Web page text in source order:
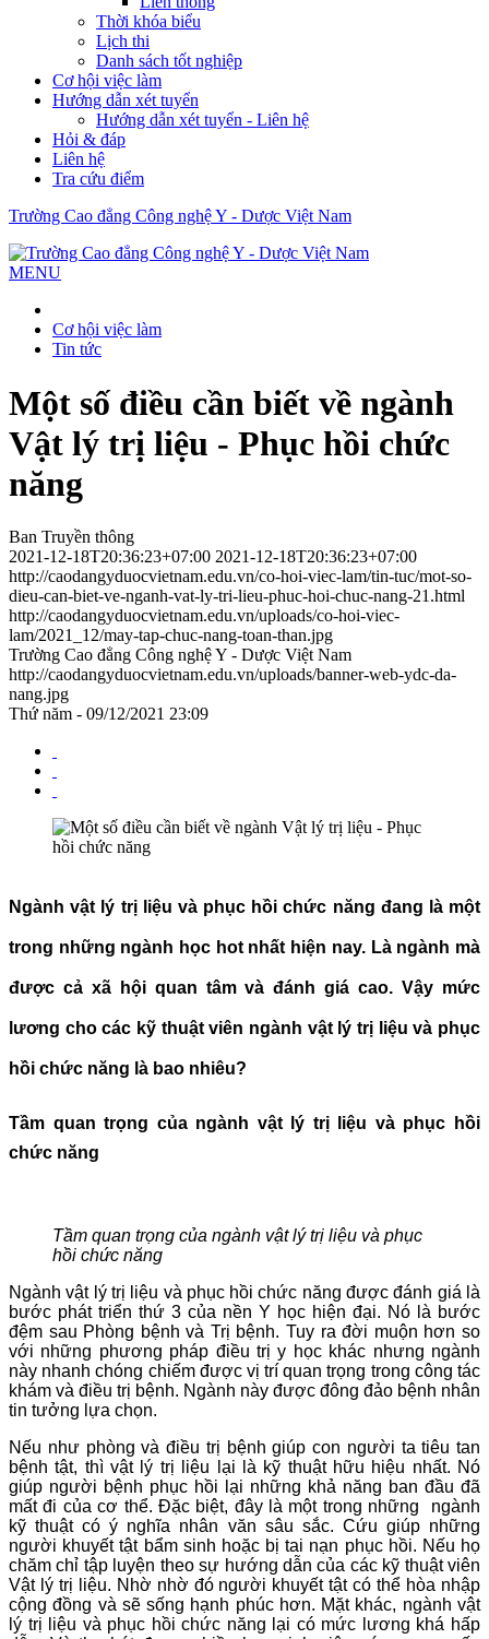
Thời khóa biểu
Lịch thi
Danh sách tốt nghiệp
Cơ hội việc làm
Hướng dẫn xét tuyển
Hướng dẫn xét tuyển - Liên hệ
Hỏi & đáp
Liên hệ
Tra cứu điểm
Trường Cao đẳng Công nghệ Y - Dược Việt Nam
MENU
Cơ hội việc làm
Tin tức
Một số điều cần biết về ngành
Vật lý trị liệu - Phục hồi chức
năng
Ban Truyền thông
2021-12-18T20:36:23+07:00 2021-12-18T20:36:23+07:00
http://caodangyduocvietnam.edu.vn/co-hoi-viec-lam/tin-tuc/mot-so-
dieu-can-biet-ve-nganh-vat-ly-tri-lieu-phuc-hoi-chuc-nang-21.html
http://caodangyduocvietnam.edu.vn/uploads/co-hoi-viec-
lam/2021_12/may-tap-chuc-nang-toan-than.jpg
Trường Cao đẳng Công nghệ Y - Dược Việt Nam
http://caodangyduocvietnam.edu.vn/uploads/banner-web-ydc-da-
nang.jpg
Thứ năm - 09/12/2021 23:09
Ngành vật lý trị liệu và phục hồi chức năng đang là một
trong những ngành học hot nhất hiện nay. Là ngành mà
được cả xã hội quan tâm và đánh giá cao. Vậy mức
lương cho các kỹ thuật viên ngành vật lý trị liệu và phục
hồi chức năng là bao nhiêu?
Tầm quan trọng của ngành vật lý trị liệu và phục hồi
chức năng
Tầm quan trọng của ngành vật lý trị liệu và phục
hồi chức năng
Ngành vật lý trị liệu và phục hồi chức năng được đánh giá là
bước phát triển thứ 3 của nền Y học hiện đại. Nó là bước
đệm sau Phòng bệnh và Trị bệnh. Tuy ra đời muộn hơn so
với những phương pháp điều trị y học khác nhưng ngành
này nhanh chóng chiếm được vị trí quan trọng trong công tác
khám và điều trị bệnh. Ngành này được đông đảo bệnh nhân
tin tưởng lựa chọn.
Nếu như phòng và điều trị bệnh giúp con người ta tiêu tan
bệnh tật, thì vật lý trị liệu lại là kỹ thuật hữu hiệu nhất. Nó
giúp người bệnh phục hồi lại những khả năng ban đầu đã
mất đi của cơ thể. Đặc biệt, đây là một trong những ngành
kỹ thuật có ý nghĩa nhân văn sâu sắc. Cứu giúp những
người khuyết tật bẩm sinh hoặc bị tai nạn phục hồi. Nếu họ
chăm chỉ tập luyện theo sự hướng dẫn của các kỹ thuật viên
Vật lý trị liệu. Nhờ nhờ đó người khuyết tật có thể hòa nhập
cộng đồng và sẽ sống hạnh phúc hơn. Mặt khác, ngành vật
lý trị liệu và phục hồi chức năng lại có mức lương khá hấp